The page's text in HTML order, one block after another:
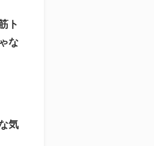
ト
な
気